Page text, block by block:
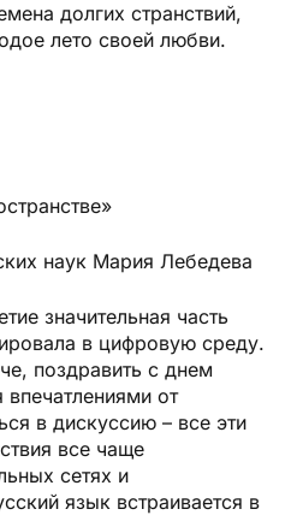
долгих странствий,
лето своей любви.
наук Мария Лебедева
значительная часть
в цифровую среду.
поздравить с днем
от
в дискуссию – все эти
все чаще
сетях и
язык встраивается в